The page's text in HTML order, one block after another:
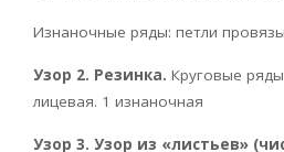
Изнаночные ряды: петли
Узор 2. Резинка. Круговые
лицевая. 1 изнаночная
Узор 3. Узор из «листьев»